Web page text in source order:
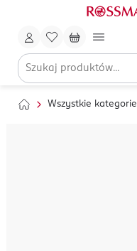
Wszystkie kategorie